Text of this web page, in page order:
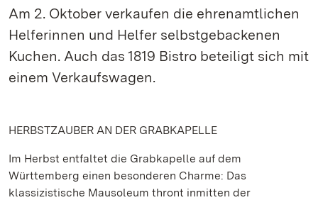
Am 2. Oktober verkaufen die ehrenamtlichen
Helferinnen und Helfer selbstgebackenen
Kuchen. Auch das 1819 Bistro beteiligt sich mit
einem Verkaufswagen.
HERBSTZAUBER AN DER GRABKAPELLE
Im Herbst entfaltet die Grabkapelle auf dem
Württemberg einen besonderen Charme: Das
klassizistische Mausoleum thront inmitten der